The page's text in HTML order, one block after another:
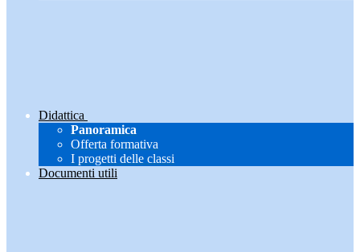
Didattica
Panoramica
Offerta formativa
I progetti delle classi
Documenti utili